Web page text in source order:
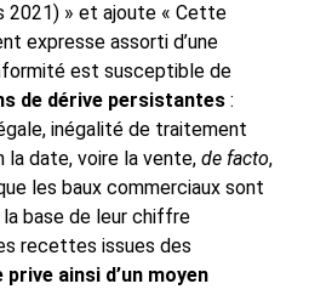
2021) » et ajoute « Cette
expresse assorti d’une
est susceptible de
de dérive persistantes :
inégalité de traitement
date, voire la vente, de facto,
les baux commerciaux sont
base de leur chiffre
recettes issues des
prive ainsi d’un moyen